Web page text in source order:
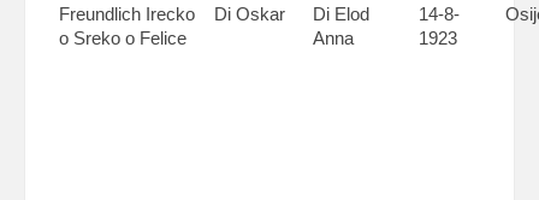
Freundlich Irecko
o Sreko o Felice
Di Oskar
Di Elod
Anna
14-8-
1923